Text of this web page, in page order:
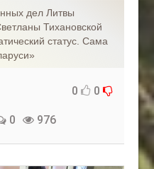
дел Литвы
Тихановской
статус. Сама
0 0
0 976